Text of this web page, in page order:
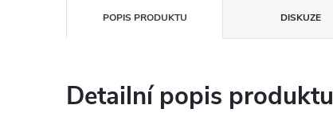
POPIS PRODUKTU DISKUZE
Detailní popis produktu